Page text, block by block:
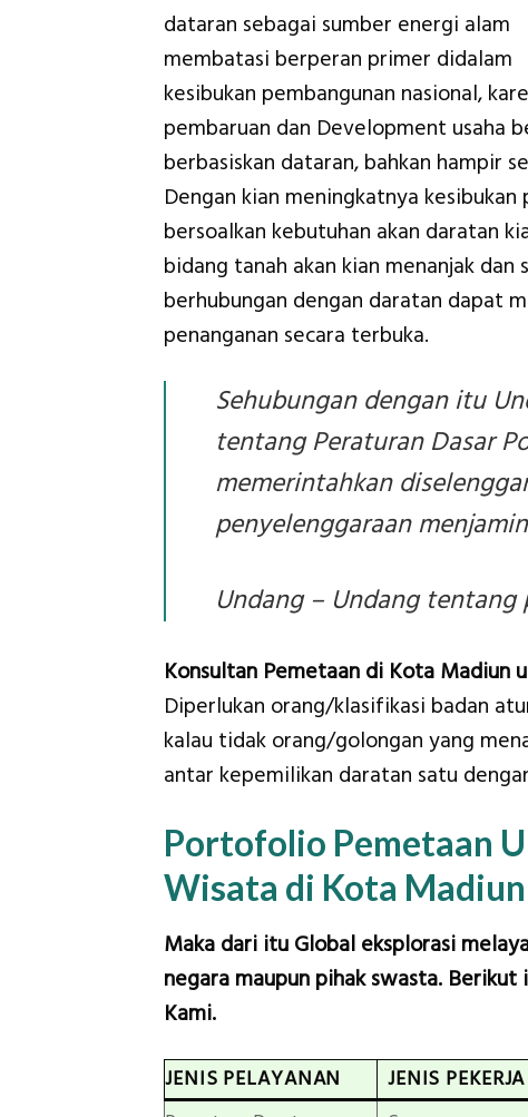
dataran sebagai sumber energi alam
membatasi berperan primer didalam
kesibukan pembangunan nasional,
pembaruan dan Development usaha
berbasiskan dataran, bahkan hampir
Dengan kian meningkatnya
bersoalkan kebutuhan akan daratan
bidang tanah akan kian menanjak
berhubungan dengan daratan dapat
penanganan secara terbuka.
Sehubungan dengan itu
tentang Peraturan Dasar
memerintahkan
penyelenggaraan
Undang – Undang tentang
Konsultan Pemetaan di Kota Madiun
Diperlukan orang/klasifikasi badan
kalau tidak orang/golongan yang
antar kepemilikan daratan satu
Portofolio Pemetaan
Wisata di Kota Madiun
Maka dari itu Global eksplorasi
negara maupun pihak swasta.
Kami.
JENIS PELAYANAN JENIS PEKERJA